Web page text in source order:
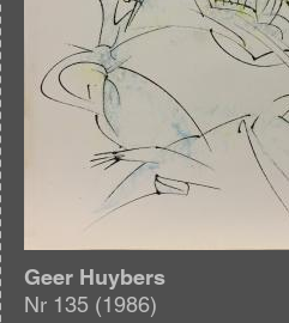
Geer Huybers
Nr 135 (1986)